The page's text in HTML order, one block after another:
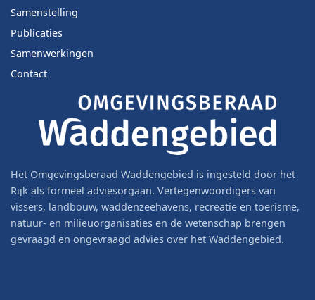
Samenstelling
Publicaties
Samenwerkingen
Contact
Het Omgevingsberaad Waddengebied is ingesteld door het
Rijk als formeel adviesorgaan. Vertegenwoordigers van
vissers, landbouw, waddenzeehavens, recreatie en toerisme,
natuur- en milieuorganisaties en de wetenschap brengen
gevraagd en ongevraagd advies over het Waddengebied.